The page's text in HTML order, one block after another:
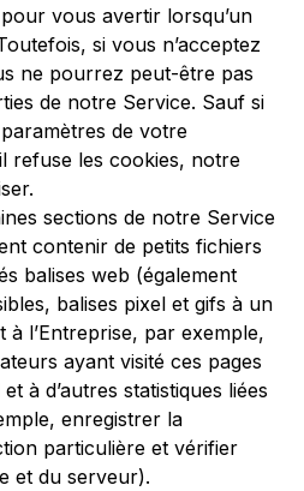
vous avertir lorsqu’un
si vous n’acceptez
ne pourrez peut-être pas
de notre Service. Sauf si
de votre
refuse les cookies, notre
sections de notre Service
contenir de petits fichiers
balises web (également
balises pixel et gifs à un
à l’Entreprise, par exemple,
ayant visité ces pages
à d’autres statistiques liées
enregistrer la
particulière et vérifier
et du serveur).